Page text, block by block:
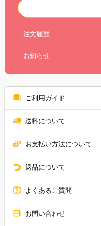
注文履歴
お知らせ
ご利用ガイド
送料について
お支払い方法について
返品について
よくあるご質問
お問い合わせ